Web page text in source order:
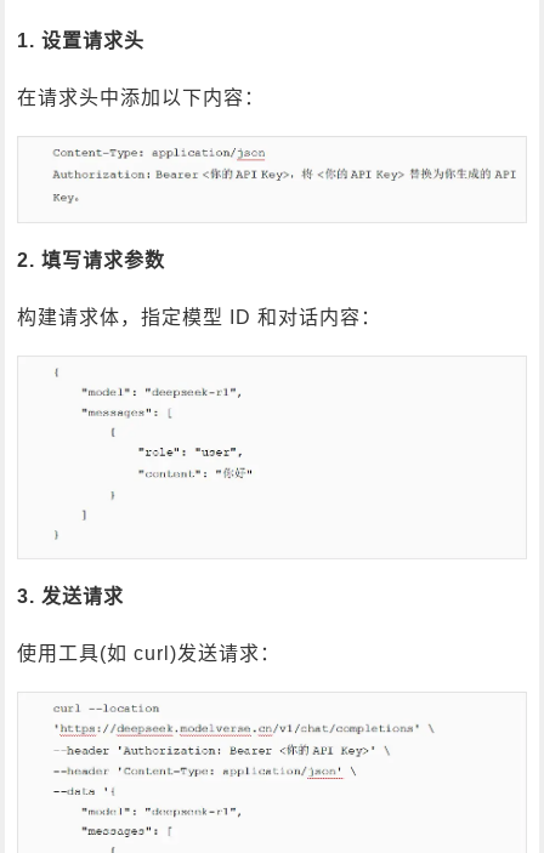
1. 设置请求头
在请求头中添加以下内容：
2. 填写请求参数
构建请求体，指定模型 ID 和对话内容：
3. 发送请求
使用工具(如 curl)发送请求：